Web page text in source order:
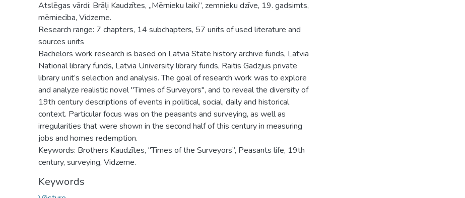
Atslēgas vārdi: Brāļi Kaudzītes, „Mērnieku laiki”, zemnieku dzīve, 19. gadsimts,
mērniecība, Vidzeme.
Research range: 7 chapters, 14 subchapters, 57 units of used literature and
sources units
Bachelors work research is based on Latvia State history archive funds, Latvia
National library funds, Latvia University library funds, Raitis Gadzjus private
library unit’s selection and analysis. The goal of research work was to explore
and analyze realistic novel "Times of Surveyors", and to reveal the diversity of
19th century descriptions of events in political, social, daily and historical
context. Particular focus was on the peasants and surveying, as well as
irregularities that were shown in the second half of this century in measuring
jobs and homes redemption.
Keywords: Brothers Kaudzītes, "Times of the Surveyors”, Peasants life, 19th
century, surveying, Vidzeme.
Keywords